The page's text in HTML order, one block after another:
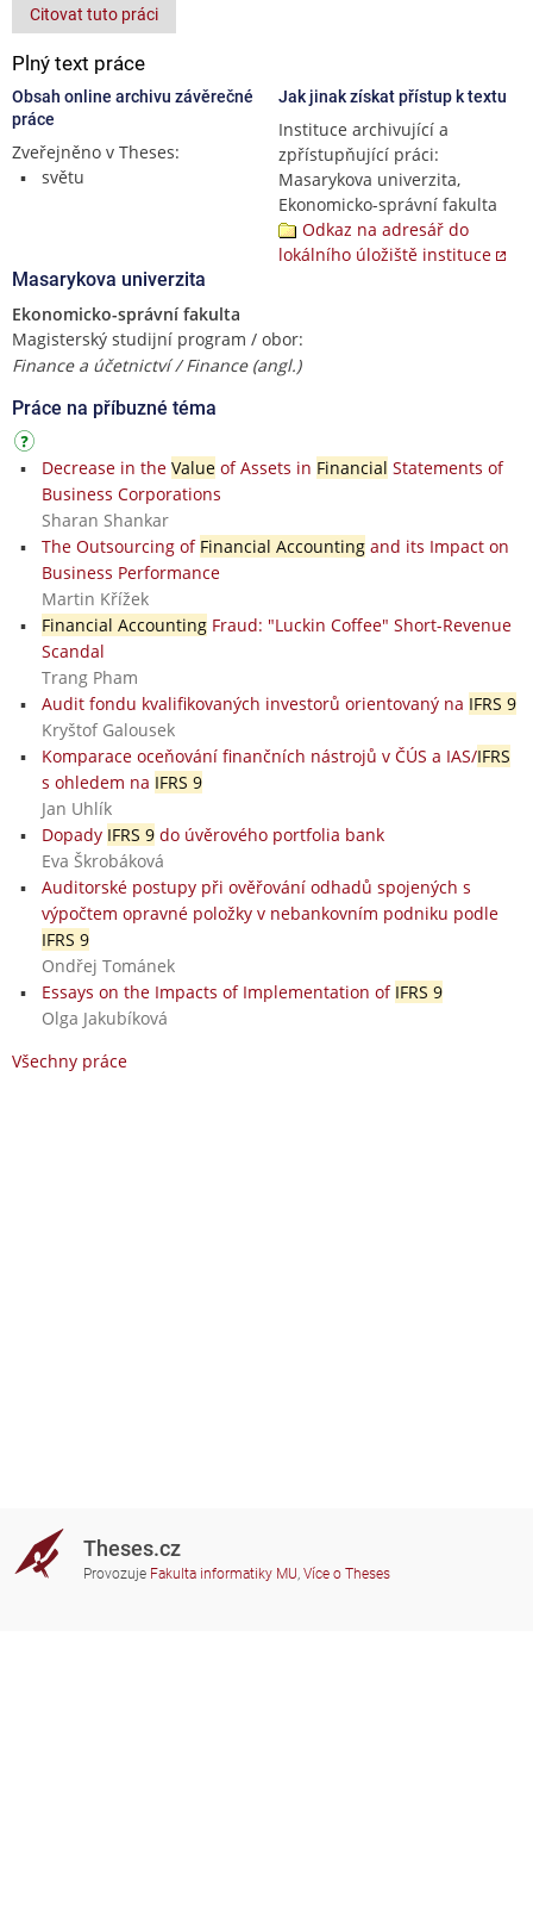
Citovat tuto práci
Plný text práce
Obsah online archivu závěrečné
práce
Zveřejněno v Theses:
světu
Jak jinak získat přístup k textu
Instituce archivující a
zpřístupňující práci:
Masarykova univerzita,
Ekonomicko-správní fakulta
Odkaz na adresář do
lokálního úložiště instituce
Masarykova univerzita
Ekonomicko-správní fakulta
Magisterský studijní program / obor:
Finance a účetnictví / Finance (angl.)
Práce na příbuzné téma
Decrease in the Valueof Assets in Financial Statements of
Business Corporations
Sharan Shankar
The Outsourcing of Financial Accountingand its Impact on
Business Performance
Martin Křížek
Financial AccountingFraud: "Luckin Coffee" Short-Revenue
Scandal
Trang Pham
Audit fondu kvalifikovaných investorů orientovaný na IFRS 9
Kryštof Galousek
Komparace oceňování finančních nástrojů v ČÚS a IAS/IFRS
s ohledem na IFRS 9
Jan Uhlík
Dopady IFRS 9do úvěrového portfolia bank
Eva Škrobáková
Auditorské postupy při ověřování odhadů spojených s
výpočtem opravné položky v nebankovním podniku podle
IFRS 9
Ondřej Tománek
Essays on the Impacts of Implementation of IFRS 9
Olga Jakubíková
Všechny práce
Theses.cz
Provozuje Fakulta informatiky MU, Více o Theses